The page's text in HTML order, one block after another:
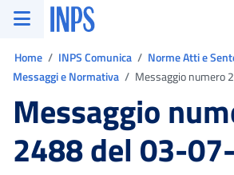
Vai al menu principale
Vai al contenuto principale
Vai al pie' di pagina
INPS ()
Home INPS Comunica Norme Atti e
Messaggi e Normativa
Messaggio numero
Messaggio
2488 del 03-